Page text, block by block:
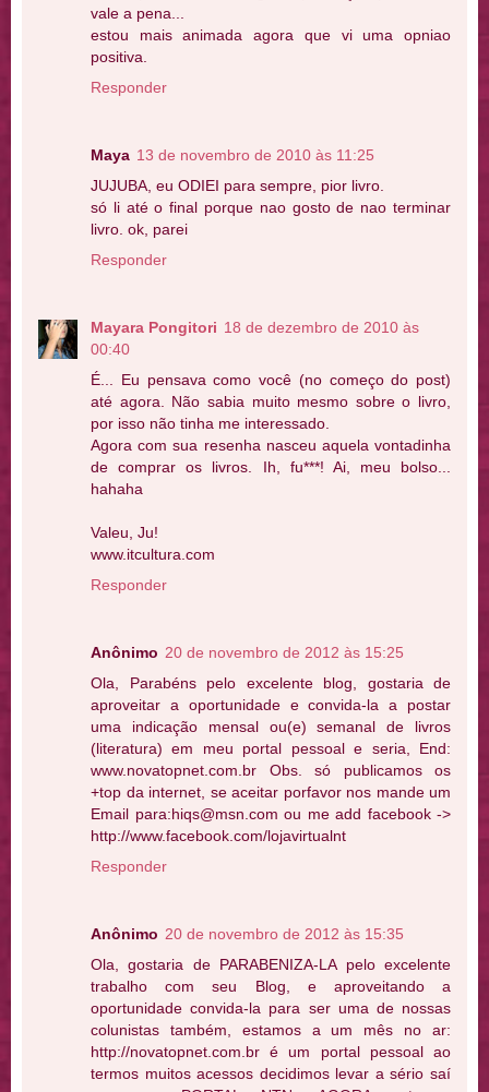
vale a pena...
estou mais animada agora que vi uma opniao
positiva.
Responder
Maya 13 de novembro de 2010 às 11:25
JUJUBA, eu ODIEI para sempre, pior livro.
só li até o final porque nao gosto de nao terminar
livro. ok, parei
Responder
Mayara Pongitori 18 de dezembro de 2010 às
00:40
É... Eu pensava como você (no começo do post)
até agora. Não sabia muito mesmo sobre o livro,
por isso não tinha me interessado.
Agora com sua resenha nasceu aquela vontadinha
de comprar os livros. Ih, fu***! Ai, meu bolso...
hahaha
Valeu, Ju!
www.itcultura.com
Responder
Anônimo 20 de novembro de 2012 às 15:25
Ola, Parabéns pelo excelente blog, gostaria de
aproveitar a oportunidade e convida-la a postar
uma indicação mensal ou(e) semanal de livros
(literatura) em meu portal pessoal e seria, End:
www.novatopnet.com.br Obs. só publicamos os
+top da internet, se aceitar porfavor nos mande um
Email para:hiqs@msn.com ou me add facebook ->
http://www.facebook.com/lojavirtualnt
Responder
Anônimo 20 de novembro de 2012 às 15:35
Ola, gostaria de PARABENIZA-LA pelo excelente
trabalho com seu Blog, e aproveitando a
oportunidade convida-la para ser uma de nossas
colunistas também, estamos a um mês no ar:
http://novatopnet.com.br é um portal pessoal ao
termos muitos acessos decidimos levar a sério saí